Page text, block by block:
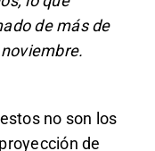
de más de
no son los
de